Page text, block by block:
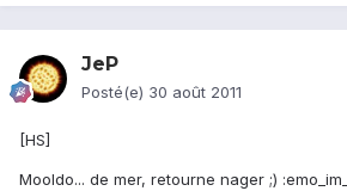
JeP
Posté(e) 30 août 2011
[HS]
Mooldo... de mer, retourne nager ;)